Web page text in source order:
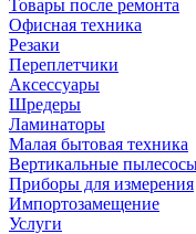
Товары после ремонта
Офисная техника
Резаки
Переплетчики
Аксессуары
Шредеры
Ламинаторы
Малая бытовая техника
Вертикальные
Приборы для измерения
Импортозамещение
Услуги